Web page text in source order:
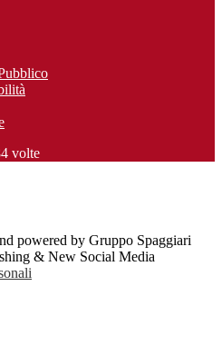
volte
powered by Gruppo Spaggiari
& New Social Media